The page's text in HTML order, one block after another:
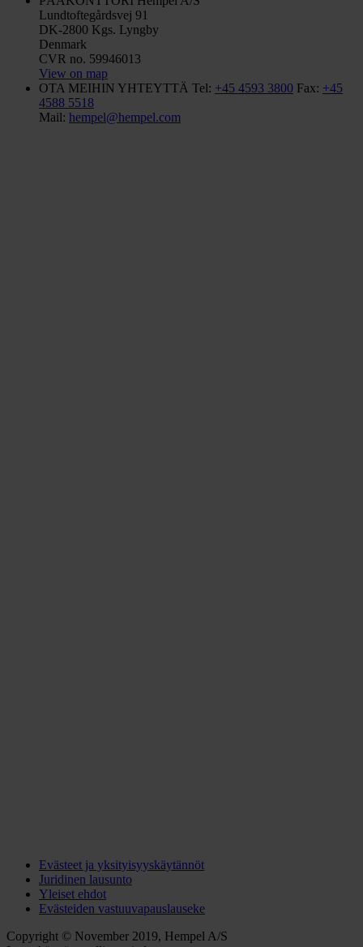
Lundtoftegårdsvej 91
DK-2800 Kgs. Lyngby
Denmark
CVR no. 59946013
View on map
OTA MEIHIN YHTEYTTÄ Tel: +45 4593 3800 Fax: +45
4588 5518
Mail: hempel@hempel.com
Evästeet ja yksityisyyskäytännöt
Juridinen lausunto
Yleiset ehdot
Evästeiden vastuuvapauslauseke
Copyright © November 2019, Hempel A/S